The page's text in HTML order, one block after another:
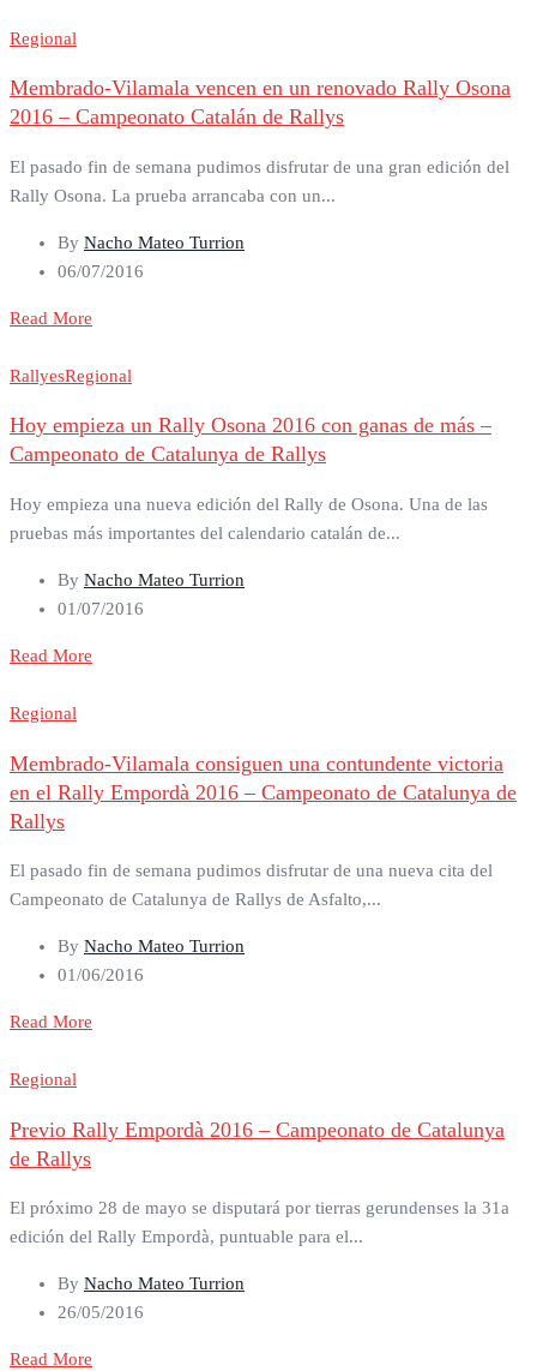
Regional
Membrado-Vilamala vencen en un renovado Rally Osona
2016 – Campeonato Catalán de Rallys
El pasado fin de semana pudimos disfrutar de una gran edición del
Rally Osona. La prueba arrancaba con un...
By Nacho Mateo Turrion
06/07/2016
Read More
RallyesRegional
Hoy empieza un Rally Osona 2016 con ganas de más –
Campeonato de Catalunya de Rallys
Hoy empieza una nueva edición del Rally de Osona. Una de las
pruebas más importantes del calendario catalán de...
By Nacho Mateo Turrion
01/07/2016
Read More
Regional
Membrado-Vilamala consiguen una contundente victoria
en el Rally Empordà 2016 – Campeonato de Catalunya de
Rallys
El pasado fin de semana pudimos disfrutar de una nueva cita del
Campeonato de Catalunya de Rallys de Asfalto,...
By Nacho Mateo Turrion
01/06/2016
Read More
Regional
Previo Rally Empordà 2016 – Campeonato de Catalunya
de Rallys
El próximo 28 de mayo se disputará por tierras gerundenses la 31a
edición del Rally Empordà, puntuable para el...
By Nacho Mateo Turrion
26/05/2016
Read More